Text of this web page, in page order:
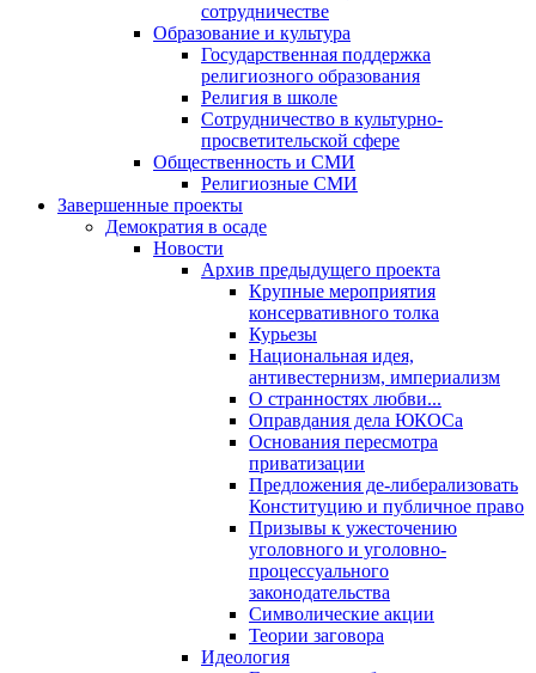
сотрудничестве
Образование и культура
Государственная поддержка
религиозного образования
Религия в школе
Сотрудничество в культурно-
просветительской сфере
Общественность и СМИ
Религиозные СМИ
Завершенные проекты
Демократия в осаде
Новости
Архив предыдущего проекта
Крупные мероприятия
консервативного толка
Курьезы
Национальная идея,
антивестернизм, империализм
О странностях любви...
Оправдания дела ЮКОСа
Основания пересмотра
приватизации
Предложения де-либерализовать
Конституцию и публичное право
Призывы к ужесточению
уголовного и уголовно-
процессуального
законодательства
Символические акции
Теории заговора
Идеология